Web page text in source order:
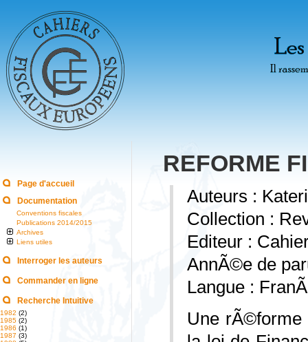
Page d'accueil
Documentation
Conventions fiscales
Publications 2014/2015
Archives
Liens utiles
Interroger les auteurs
Commander en ligne
Recherche Intuitive
1982 (2)
1985 (2)
1986 (1)
1987 (3)
REFORME
Auteurs :
Collection :
Editeur :
AnnÃ©e de
Langue :
Une